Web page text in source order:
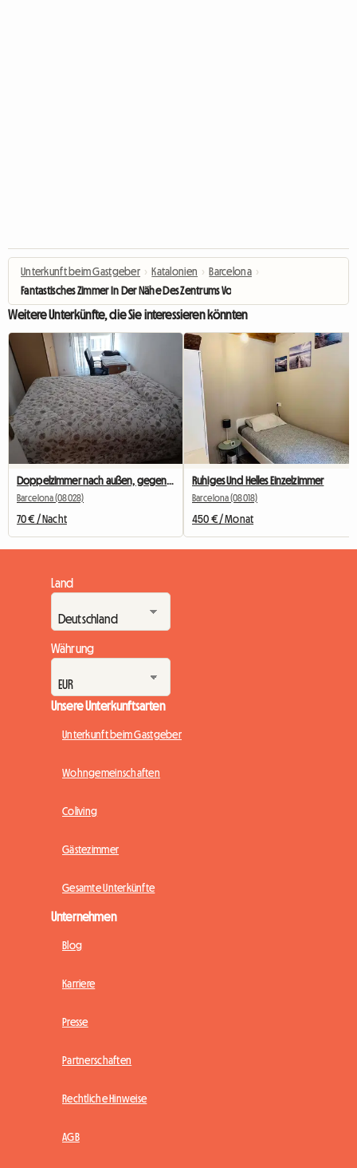
Unterkunft beim Gastgeber › Katalonien › Barcelona ›
Fantastisches Zimmer In Der Nähe Des Zentrums Von Barcelona (RH27-R4)
Weitere Unterkünfte, die Sie interessieren könnten
Barcelona (08028)
70 € / Nacht
Ruhiges Und Helles Einzelzimmer
Barcelona (08018)
450 € / Monat
Land
Währung
Unsere Unterkunftsarten
Unterkunft beim Gastgeber
Wohngemeinschaften
Coliving
Gästezimmer
Gesamte Unterkünfte
Unternehmen
Blog
Karriere
Presse
Partnerschaften
Rechtliche Hinweise
AGB